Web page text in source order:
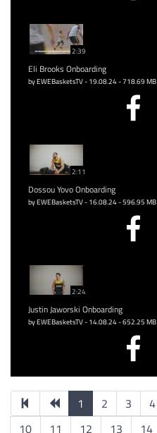
2:39
Eli Brooks Onboarding
by EWEBasketsTV - 19.08.24 - 718.69 MB
2:11
Dossou Yovo Onboarding
by EWEBasketsTV - 16.08.24 - 596.95 MB
2:24
Justin Jaworski Onboarding
by EWEBasketsTV - 14.08.24 - 652.25 MB
1 2 3 4
10
11 12 13 14